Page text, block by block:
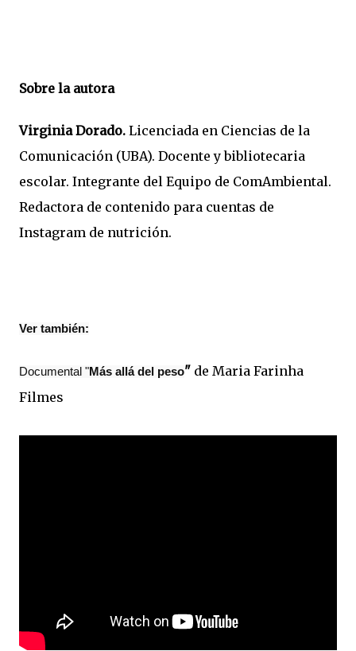
Sobre la autora
Virginia Dorado. Licenciada en Ciencias de la
Comunicación (UBA). Docente y bibliotecaria
escolar. Integrante del Equipo de ComAmbiental.
Redactora de contenido para cuentas de
Instagram de nutrición.
Ver también:
Documental "Más allá del peso" de Maria Farinha
Filmes